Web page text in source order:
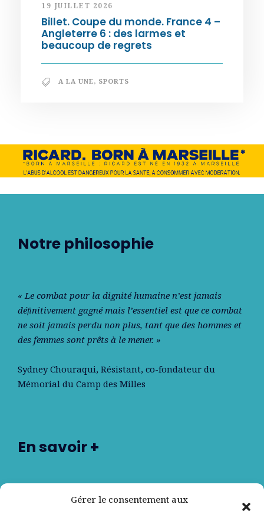
Gérer le consentement aux
19 JUILLET 2026
Billet. Coupe du monde. France 4 –
Angleterre 6 : des larmes et
beaucoup de regrets
A LA UNE, SPORTS
Notre philosophie
« Le combat pour la dignité humaine n’est jamais
déﬁnitivement gagné mais l’essentiel est que ce combat
ne soit jamais perdu non plus, tant que des hommes et
des femmes sont prêts à le mener. »
Sydney Chouraqui, Résistant, co-fondateur du
Mémorial du Camp des Milles
En savoir +
Nos partenaires